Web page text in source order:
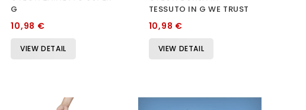
G
10,98 €
VIEW DETAIL
TESSUTO IN G WE TRUST
10,98 €
VIEW DETAIL